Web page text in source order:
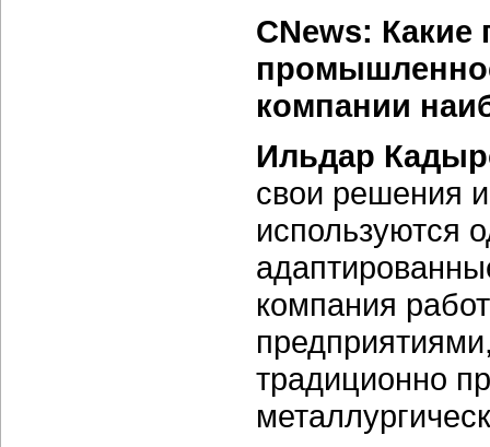
CNews: Какие
компании
Ильдар
свои решения
используются
компания
традиционно